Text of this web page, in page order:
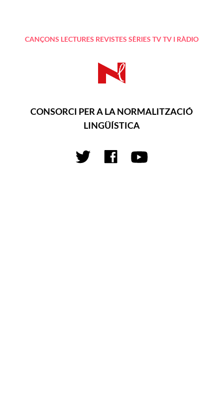
CANÇONS LECTURES REVISTES SÈRIES TV TV I RÀDIO
CONSORCI PER A LA NORMALITZACIÓ
LINGÜÍSTICA